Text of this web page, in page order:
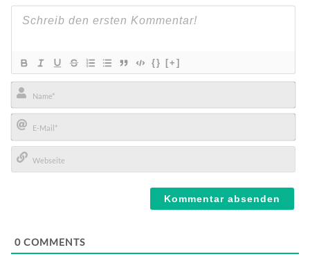
{} [+]
Name*
E-
Mail*
0 COMMENTS